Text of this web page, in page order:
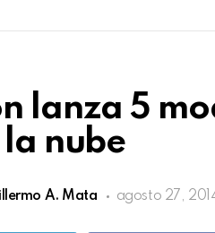
lanza 5
nube
A. Mata agosto 27,